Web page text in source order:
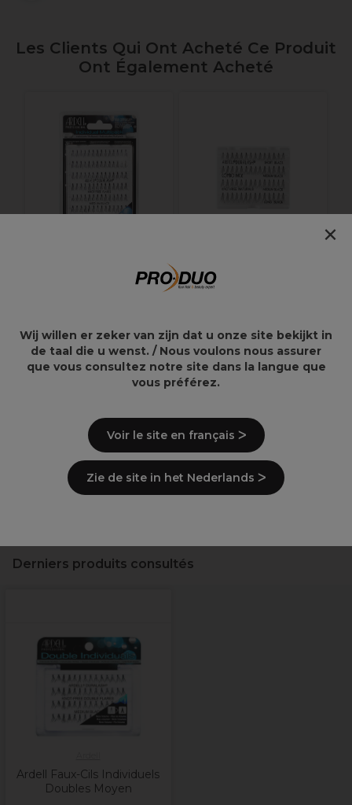
Les Clients Qui Ont Acheté Ce Produit
Ont Également Acheté
6,99€
Ardell Faux Cils
11,99€
Points clés
Derniers produits consultés
Ardell Faux-Cils Individuels
Doubles Moyen
Wij willen er zeker van zijn dat u onze site bekijkt in
de taal die u wenst. / Nous voulons nous assurer
que vous consultez notre site dans la langue que
vous préférez.
Voir le site en français ᐳ
Zie de site in het Nederlands ᐳ
×